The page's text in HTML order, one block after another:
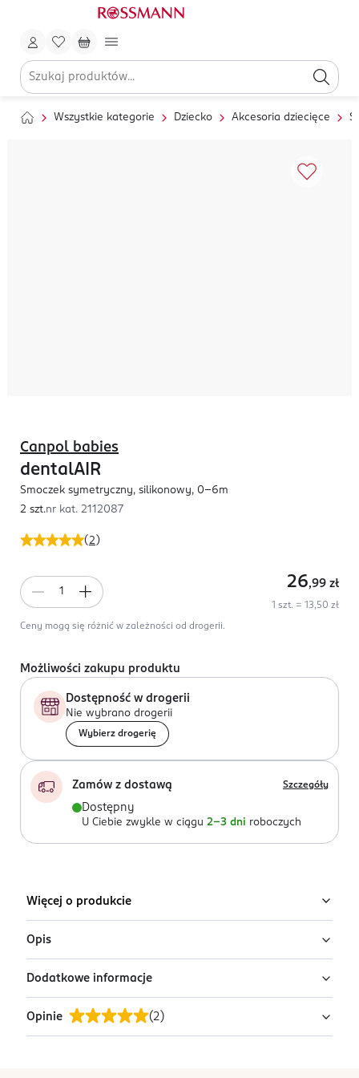
Wszystkie kategorie Dziecko Akcesoria dziecięce
(2 )
Canpol babies
dentalAIR
Smoczek symetryczny, silikonowy, 0-6m
2 szt.nr kat. 2112087
26,99 zł
1 szt. = 13,50 zł
Ceny mogą się różnić w zależności od drogerii.
Możliwości zakupu produktu
Dostępność w drogerii
Nie wybrano drogerii
Wybierz drogerię
Zamów z dostawą Szczegóły
Dostępny
U Ciebie zwykle w ciągu 2-3 dni roboczych
Więcej o produkcie
Opis
Silikonowe smoczki dla dzieci 0-6m Canpol babies
dentalAIR w pastelowych kolorach działają relaksująco
i wyciszająco.
Dodatkowe informacje
PRZYGOTOWANIE I STOSOWANIE
Opakowanie zawiera instrukcje.
Opinie (2 )